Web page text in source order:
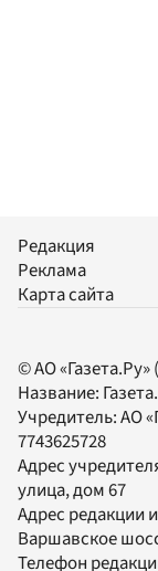
Редакция
Реклама
Карта сайта
© АО «Газета.Ру»
Название:
Учредитель:АО
7743625728
Адрес
улица, дом 67
Адрес редакции
Варшавское
Телефон